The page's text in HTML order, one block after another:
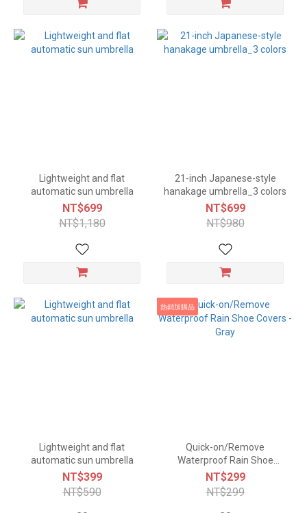
Lightweight and flat
automatic sun umbrella
NT$699
NT$1,180
21-inch Japanese-style
hanakage umbrella_3 colors
NT$699
NT$980
Lightweight and flat
automatic sun umbrella
NT$399
NT$590
熱銷加購品
Quick-on/Remove
Waterproof Rain Shoe
Covers - Gray
NT$299
NT$299